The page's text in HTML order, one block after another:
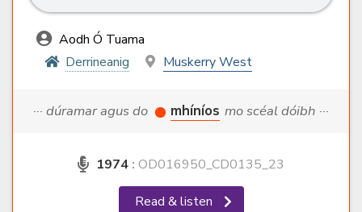
Aodh Ó Tuama
Derrineanig
Muskerry West
··· dúramar agus do mhíníos mo scéal dóibh ···
1974 : OD016950_CD0135_23
Read & listen